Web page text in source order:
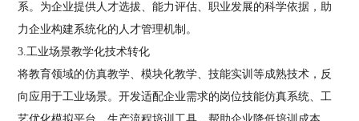
系。为企业提供人才选拔、能力评估、职业发展的科学依据，助
力企业构建系统化的人才管理机制。
3.工业场景教学化技术转化
将教育领域的仿真教学、模块化教学、技能实训等成熟技术，反
向应用于工业场景。开发适配企业需求的岗位技能仿真系统、工